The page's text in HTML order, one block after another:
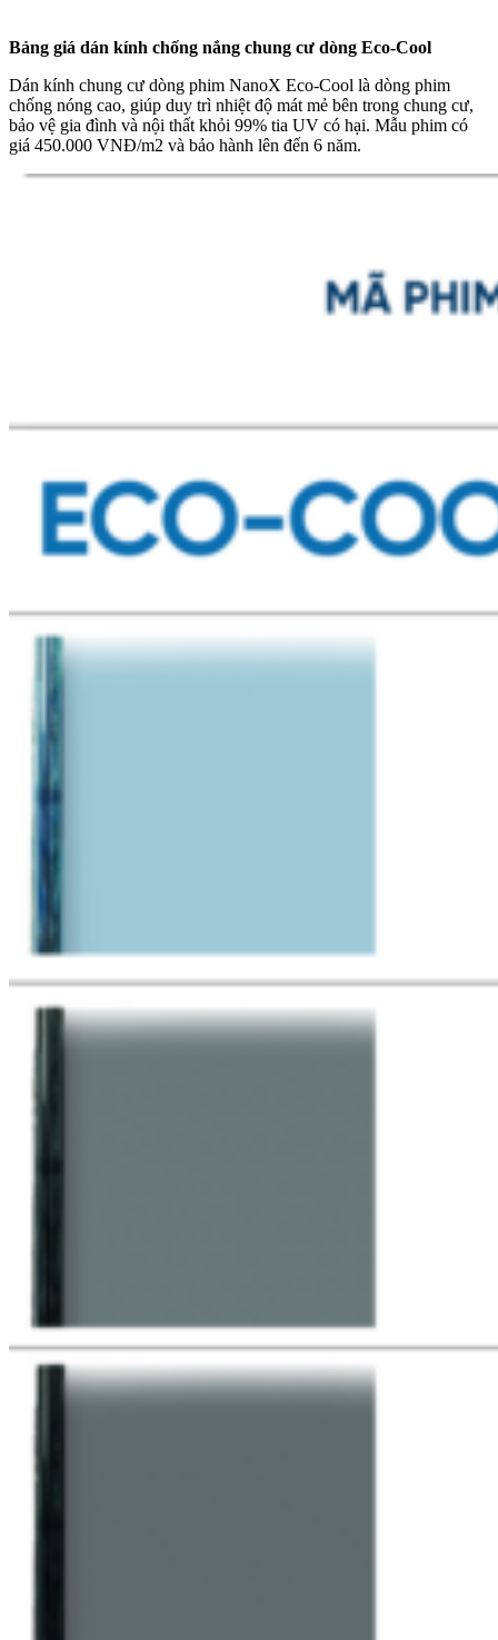
Bảng giá dán kính chống nắng chung cư dòng Eco-Cool
Dán kính chung cư dòng phim NanoX Eco-Cool là dòng phim
chống nóng cao, giúp duy trì nhiệt độ mát mẻ bên trong chung cư,
bảo vệ gia đình và nội thất khỏi 99% tia UV có hại. Mẫu phim có
giá 450.000 VNĐ/m2 và bảo hành lên đến 6 năm.